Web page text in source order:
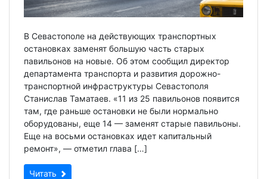
В Севастополе на действующих транспортных
остановках заменят большую часть старых
павильонов на новые. Об этом сообщил директор
департамента транспорта и развития дорожно-
транспортной инфраструктуры Севастополя
Станислав Таматаев. «11 из 25 павильонов появится
там, где раньше остановки не были нормально
оборудованы, еще 14 — заменят старые павильоны.
Еще на восьми остановках идет капитальный
ремонт», — отметил глава […]
Читать